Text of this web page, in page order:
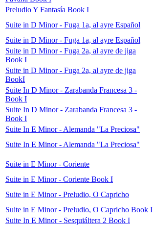
Preludio Y Fantasía Book I
Suite in D Minor - Fuga 1a, al ayre Español
Suite in D Minor - Fuga 1a, al ayre Español
Suite in D Minor - Fuga 2a, al ayre de jiga
Book I
Suite in D Minor - Fuga 2a, al ayre de jiga
BookI
Suite In D Minor - Zarabanda Francesa 3 -
Book I
Suite In D Minor - Zarabanda Francesa 3 -
Book I
Suite In E Minor - Alemanda "La Preciosa"
Suite In E Minor - Alemanda "La Preciosa"
Suite in E Minor - Coriente
Suite in E Minor - Coriente Book I
Suite in E Minor - Preludio, O Capricho
Suite in E Minor - Preludio, O Capricho Book I
Suite In E Minor - Sesquiáltera 2 Book I